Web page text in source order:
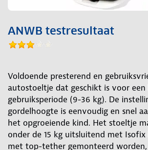
ANWB testresultaat
Voldoende presterend en
autostoeltje dat geschikt is voor een
gebruiksperiode (9-36 kg). De
gordelhoogte is eenvoudig en snel
het opgroeiende kind. Het stoeltje
onder de 15 kg uitsluitend met
met top-tether gemonteerd